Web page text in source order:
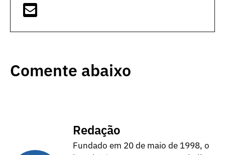
Comente abaixo
Redação
Fundado em 20 de maio de 1998, o